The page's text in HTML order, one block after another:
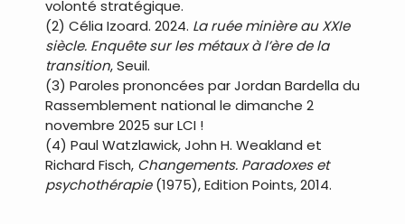
volonté stratégique.
(2) Célia Izoard. 2024. La ruée minière au XXIe
siècle. Enquête sur les métaux à l’ère de la
transition, Seuil.
(3) Paroles prononcées par Jordan Bardella du
Rassemblement national le dimanche 2
novembre 2025 sur LCI !
(4) Paul Watzlawick, John H. Weakland et
Richard Fisch, Changements. Paradoxes et
psychothérapie(1975), Edition Points, 2014.